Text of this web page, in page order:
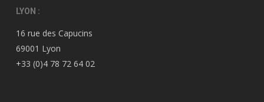
LYON :
16 rue des Capucins
69001 Lyon
+33 (0)4 78 72 64 02